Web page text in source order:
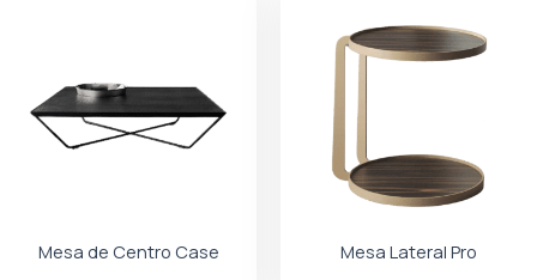
Mesa de Centro Case Mesa Lateral Pro